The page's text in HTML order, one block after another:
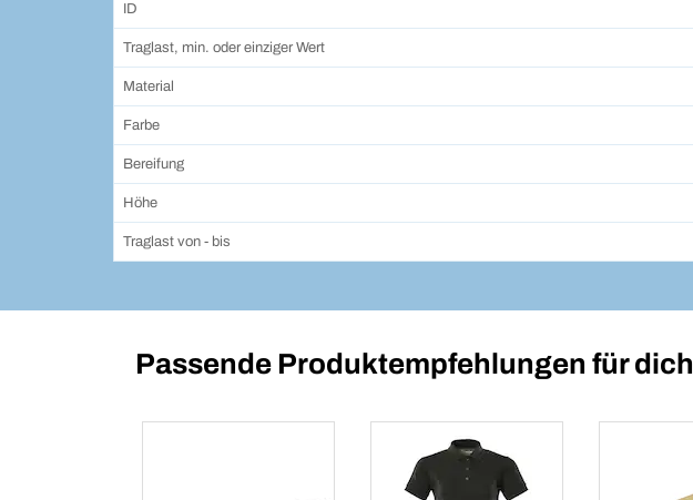
ID
Traglast, min. oder einziger Wert
Material
Farbe
Bereifung
Höhe
Traglast von - bis
Passende Produktempfehlungen für dich